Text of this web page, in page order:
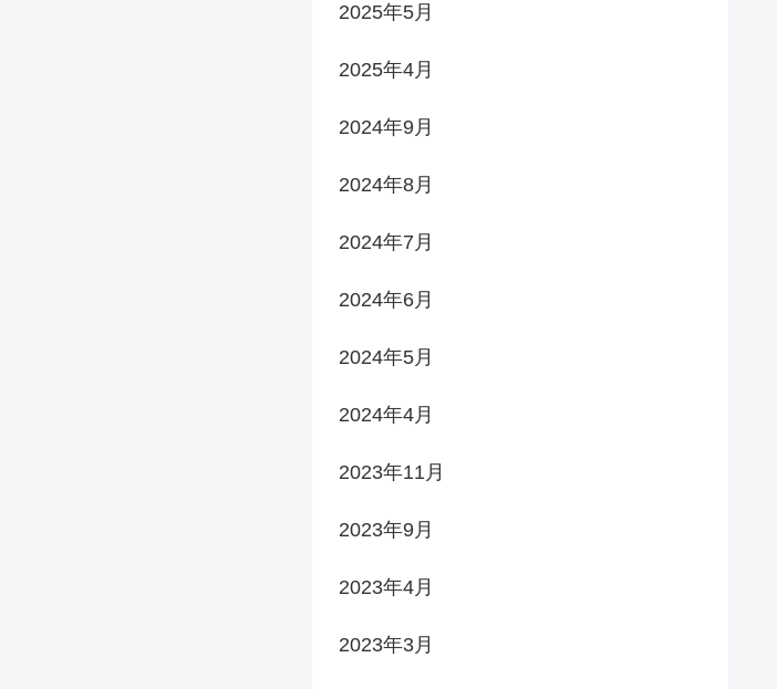
2025年5月
2025年4月
2024年9月
2024年8月
2024年7月
2024年6月
2024年5月
2024年4月
2023年11月
2023年9月
2023年4月
2023年3月